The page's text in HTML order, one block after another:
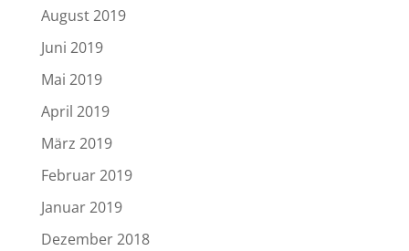
August 2019
Juni 2019
Mai 2019
April 2019
März 2019
Februar 2019
Januar 2019
Dezember 2018